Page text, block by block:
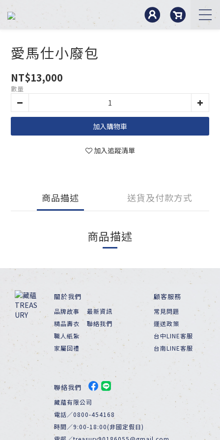
愛馬仕小廢包
NT$13,000
數量
加入購物車
加入追蹤清單
商品描述 送貨及付款方式
商品描述
關於我們
品牌故事
最新資訊
精品壽衣
聯絡我們
職人紙紮
家屬回禮
顧客服務
常見問題
運送政策
台中LINE客服
台南LINE客服
聯絡我們
藏蘊有限公司
電話／0800-454168
時間／9:00-18:00(非國定假日)